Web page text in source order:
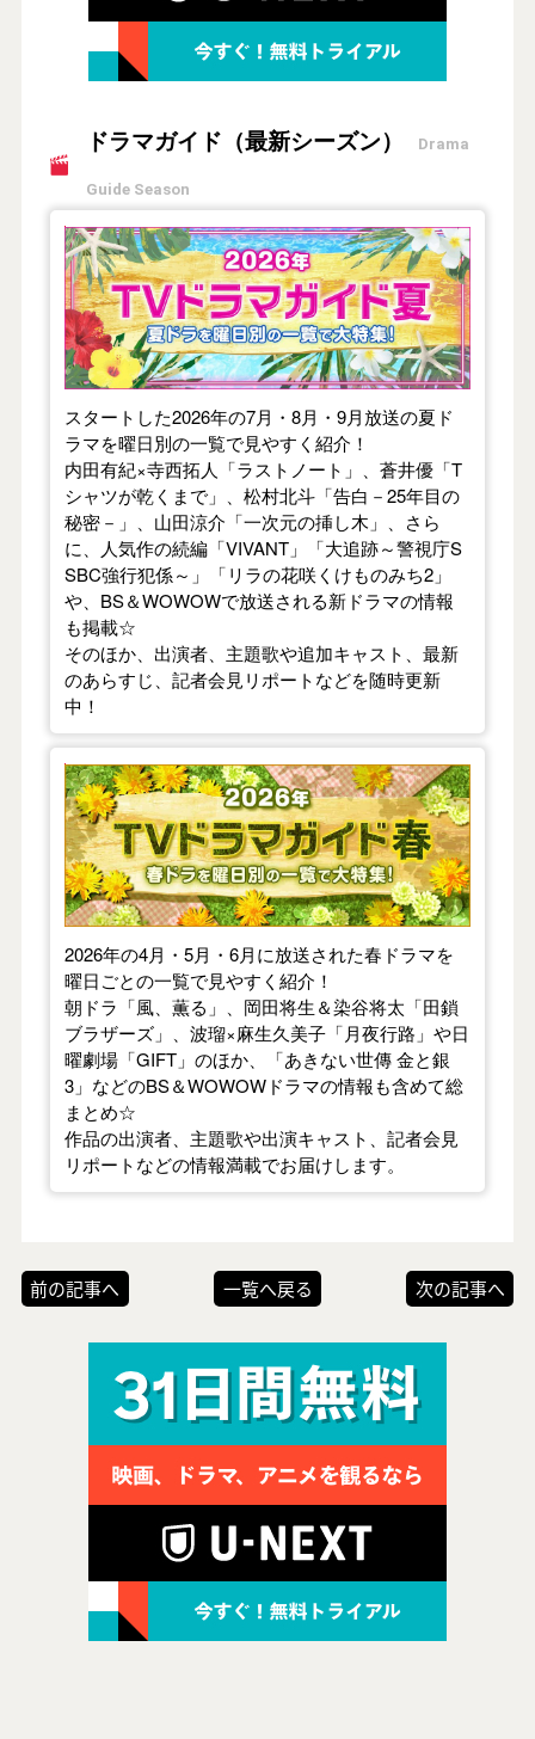
ドラマガイド（最新シーズン） Drama
Guide Season
【2026年夏】TVドラマガイド
スタートした2026年の7月・8月・9月放送の夏ド
ラマを曜日別の一覧で見やすく紹介！
内田有紀×寺西拓人「ラストノート」、蒼井優「T
シャツが乾くまで」、松村北斗「告白－25年目の
秘密－」、山田涼介「一次元の挿し木」、さら
に、人気作の続編「VIVANT」「大追跡～警視庁S
SBC強行犯係～」「リラの花咲くけものみち2」
や、BS＆WOWOWで放送される新ドラマの情報
も掲載☆
そのほか、出演者、主題歌や追加キャスト、最新
のあらすじ、記者会見リポートなどを随時更新
中！
【2026年春】TVドラマガイド
2026年の4月・5月・6月に放送された春ドラマを
曜日ごとの一覧で見やすく紹介！
朝ドラ「風、薫る」、岡田将生＆染谷将太「田鎖
ブラザーズ」、波瑠×麻生久美子「月夜行路」や日
曜劇場「GIFT」のほか、「あきない世傳 金と銀
3」などのBS＆WOWOWドラマの情報も含めて総
まとめ☆
作品の出演者、主題歌や出演キャスト、記者会見
リポートなどの情報満載でお届けします。
前の記事へ 一覧へ戻る 次の記事へ